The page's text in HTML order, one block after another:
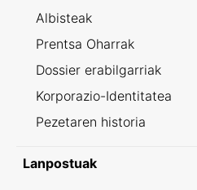
Albisteak
Prentsa Oharrak
Dossier erabilgarriak
Korporazio-Identitatea
Pezetaren historia
Lanpostuak